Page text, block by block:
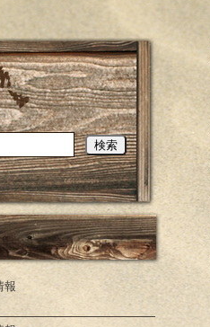
報